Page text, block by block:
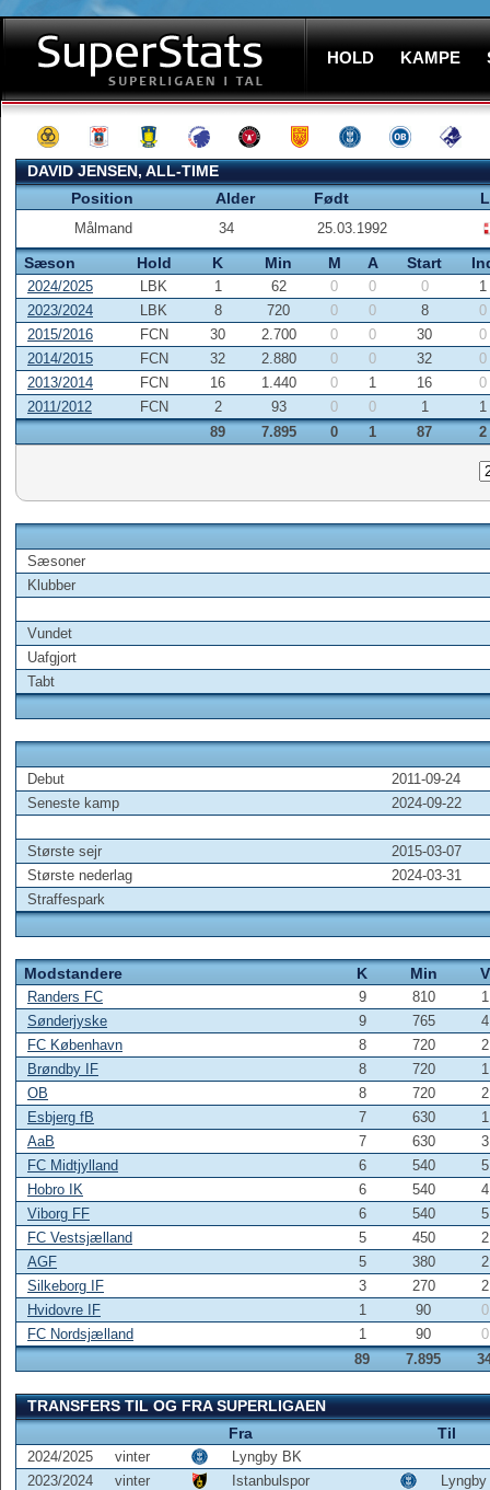
HOLD KAMPE
DAVID JENSEN, ALL-TIME
Position
Alder Født
Målmand 34 25.03.1992
Sæson Hold K Min M A Start
2024/2025 LBK 1 62 0 0 0
1
2023/2024
LBK 8 720 0 0 8
0
2015/2016
FCN 30 2.700 0 0 30
0
2014/2015
FCN 32 2.880 0 0 32
0
2013/2014
FCN 16 1.440 0 1 16
0
2011/2012
FCN 2 93 0 0 1
1
89
7.895 0 1 87 2
Sæsoner
Klubber
Vundet
Uafgjort
Tabt
Debut
2011-09-24
Seneste kamp
2024-09-22
Største sejr
2015-03-07
Største nederlag
2024-03-31
Straffespark
Modstandere K Min V
Randers FC 9 810
1
Sønderjyske
9 765
4
FC København
8 720
2
Brøndby IF
8 720
1
OB
8 720
2
Esbjerg fB
7 630
1
AaB
7 630
3
FC Midtjylland
6 540
5
Hobro IK
6 540
4
Viborg FF
6 540
5
FC Vestsjælland
5 450
2
AGF
5 380
2
Silkeborg IF
3 270
2
Hvidovre IF
1 90
0
FC Nordsjælland
1 90
0
89
7.895
TRANSFERS TIL OG FRA SUPERLIGAEN
Fra
Til
2024/2025 vinter
Lyngby BK
2023/2024
vinter Istanbulspor